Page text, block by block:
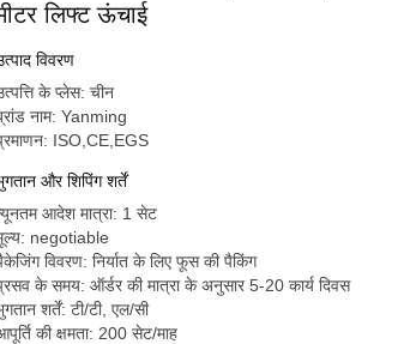
लिफ्ट ऊंचाई
विवरण
के प्लेस: चीन
नाम: Yanming
ISO,CE,EGS
और शिपिंग शर्तें
आदेश मात्रा: 1 सेट
negotiable
विवरण: निर्यात के लिए फूस की पैकिंग
के समय: ऑर्डर की मात्रा के अनुसार 5-20 कार्य दिवस
शर्तें: टी/टी, एल/सी
की क्षमता: 200 सेट/माह